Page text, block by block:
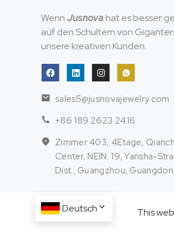
WennJusnova hat es besser
auf den Schultern von
unsere kreativen Kunden.
sales5@jusnovajewelry.com
+86 189 2623 2416
Zimmer 403, 4Etage,
Center, NEIN. 19, Yansha-
Dist., Guangzhou,
Deutsch This